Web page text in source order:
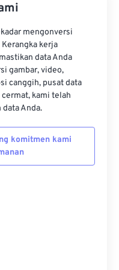
mengonversi
kerja
data Anda
gambar, video,
canggih, pusat data
cermat, kami telah
Anda.
komitmen kami